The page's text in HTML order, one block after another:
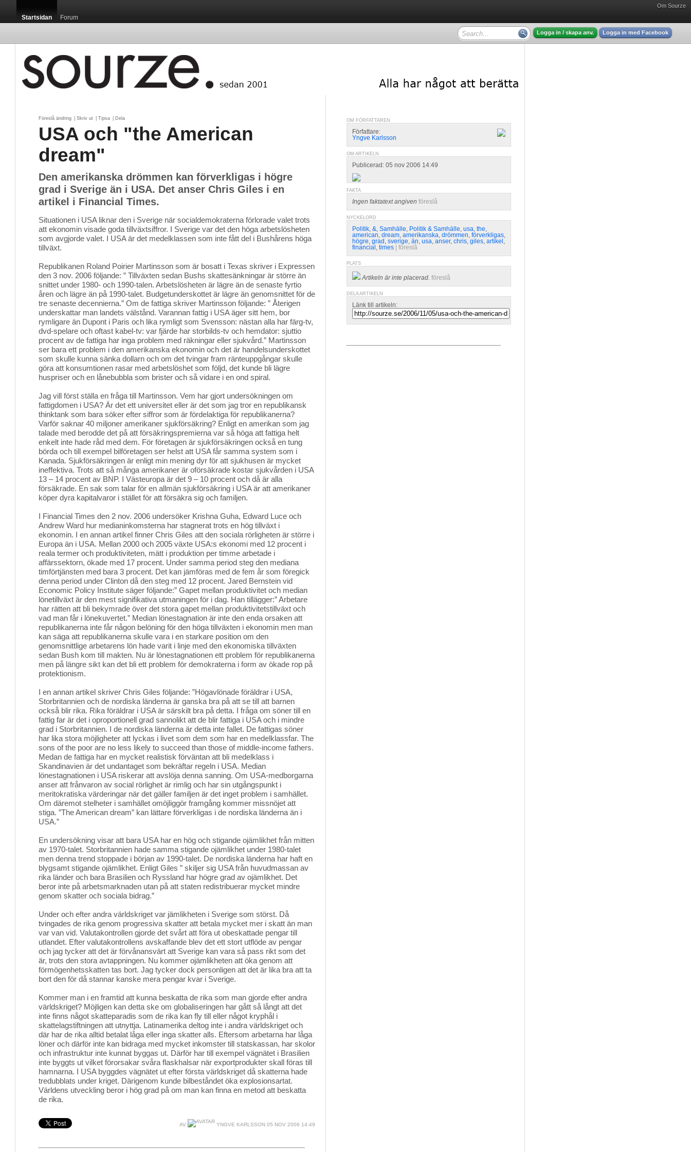
Om Sourze
Startsidan Forum
Logga in / skapa anv. Logga in med Facebook
Föreslå ändring Skriv ut Tipsa Dela
USA och "the American
dream"
Den amerikanska drömmen kan förverkligas i högre
grad i Sverige än i USA. Det anser Chris Giles i en
artikel i Financial Times.
Situationen i USA liknar den i Sverige när socialdemokraterna förlorade valet trots
att ekonomin visade goda tillväxtsiffror. I Sverige var det den höga arbetslösheten
som avgjorde valet. I USA är det medelklassen som inte fått del i Bushårens höga
tillväxt.
Republikanen Roland Poirier Martinsson som är bosatt i Texas skriver i Expressen
den 3 nov. 2006 följande: ” Tillväxten sedan Bushs skattesänkningar är större än
snittet under 1980- och 1990-talen. Arbetslösheten är lägre än de senaste fyrtio
åren och lägre än på 1990-talet. Budgetunderskottet är lägre än genomsnittet för de
tre senaste decennierna.” Om de fattiga skriver Martinsson följande: ” Återigen
underskattar man landets välstånd. Varannan fattig i USA äger sitt hem, bor
rymligare än Dupont i Paris och lika rymligt som Svensson: nästan alla har färg-tv,
dvd-spelare och oftast kabel-tv: var fjärde har storbilds-tv och hemdator: sjuttio
procent av de fattiga har inga problem med räkningar eller sjukvård.” Martinsson
ser bara ett problem i den amerikanska ekonomin och det är handelsunderskottet
som skulle kunna sänka dollarn och om det tvingar fram ränteuppgångar skulle
göra att konsumtionen rasar med arbetslöshet som följd, det kunde bli lägre
huspriser och en lånebubbla som brister och så vidare i en ond spiral.
Jag vill först ställa en fråga till Martinsson. Vem har gjort undersökningen om
fattigdomen i USA? Är det ett universitet eller är det som jag tror en republikansk
thinktank som bara söker efter siffror som är fördelaktiga för republikanerna?
Varför saknar 40 miljoner amerikaner sjukförsäkring? Enligt en amerikan som jag
talade med berodde det på att försäkringspremierna var så höga att fattiga helt
enkelt inte hade råd med dem. För företagen är sjukförsäkringen också en tung
börda och till exempel bilföretagen ser helst att USA får samma system som i
Kanada. Sjukförsäkringen är enligt min mening dyr för att sjukhusen är mycket
ineffektiva. Trots att så många amerikaner är oförsäkrade kostar sjukvården i USA
13 – 14 procent av BNP. I Västeuropa är det 9 – 10 procent och då är alla
försäkrade. En sak som talar för en allmän sjukförsäkring i USA är att amerikaner
köper dyra kapitalvaror i stället för att försäkra sig och familjen.
I Financial Times den 2 nov. 2006 undersöker Krishna Guha, Edward Luce och
Andrew Ward hur medianinkomsterna har stagnerat trots en hög tillväxt i
ekonomin. I en annan artikel finner Chris Giles att den sociala rörligheten är större i
Europa än i USA. Mellan 2000 och 2005 växte USA:s ekonomi med 12 procent i
reala termer och produktiviteten, mätt i produktion per timme arbetade i
affärssektorn, ökade med 17 procent. Under samma period steg den mediana
timförtjänsten med bara 3 procent. Det kan jämföras med de fem år som föregick
denna period under Clinton då den steg med 12 procent. Jared Bernstein vid
Economic Policy Institute säger följande:” Gapet mellan produktivitet och median
lönetillväxt är den mest signifikativa utmaningen för i dag. Han tillägger:” Arbetare
har rätten att bli bekymrade över det stora gapet mellan produktivitetstillväxt och
vad man får i lönekuvertet.” Median lönestagnation är inte den enda orsaken att
republikanerna inte får någon belöning för den höga tillväxten i ekonomin men man
kan säga att republikanerna skulle vara i en starkare position om den
genomsnittlige arbetarens lön hade varit i linje med den ekonomiska tillväxten
sedan Bush kom till makten. Nu är lönestagnationen ett problem för republikanerna
men på längre sikt kan det bli ett problem för demokraterna i form av ökade rop på
protektionism.
I en annan artikel skriver Chris Giles följande: ”Högavlönade föräldrar i USA,
Storbritannien och de nordiska länderna är ganska bra på att se till att barnen
också blir rika. Rika föräldrar i USA är särskilt bra på detta. I fråga om söner till en
fattig far är det i oproportionell grad sannolikt att de blir fattiga i USA och i mindre
grad i Storbritannien. I de nordiska länderna är detta inte fallet. De fattigas söner
har lika stora möjligheter att lyckas i livet som dem som har en medelklassfar. The
sons of the poor are no less likely to succeed than those of middle-income fathers.
Medan de fattiga har en mycket realistisk förväntan att bli medelklass i
Skandinavien är det undantaget som bekräftar regeln i USA. Median
lönestagnationen i USA riskerar att avslöja denna sanning. Om USA-medborgarna
anser att frånvaron av social rörlighet är rimlig och har sin utgångspunkt i
meritokratiska värderingar när det gäller familjen är det inget problem i samhället.
Om däremot stelheter i samhället omöjliggör framgång kommer missnöjet att
stiga. ”The American dream” kan lättare förverkligas i de nordiska länderna än i
USA.”
En undersökning visar att bara USA har en hög och stigande ojämlikhet från mitten
av 1970-talet. Storbritannien hade samma stigande ojämlikhet under 1980-talet
men denna trend stoppade i början av 1990-talet. De nordiska länderna har haft en
blygsamt stigande ojämlikhet. Enligt Giles ” skiljer sig USA från huvudmassan av
rika länder och bara Brasilien och Ryssland har högre grad av ojämlikhet. Det
beror inte på arbetsmarknaden utan på att staten redistribuerar mycket mindre
genom skatter och sociala bidrag.”
Under och efter andra världskriget var jämlikheten i Sverige som störst. Då
tvingades de rika genom progressiva skatter att betala mycket mer i skatt än man
var van vid. Valutakontrollen gjorde det svårt att föra ut obeskattade pengar till
utlandet. Efter valutakontrollens avskaffande blev det ett stort utflöde av pengar
och jag tycker att det är förvånansvärt att Sverige kan vara så pass rikt som det
är, trots den stora avtappningen. Nu kommer ojämlikheten att öka genom att
förmögenhetsskatten tas bort. Jag tycker dock personligen att det är lika bra att ta
bort den för då stannar kanske mera pengar kvar i Sverige.
Kommer man i en framtid att kunna beskatta de rika som man gjorde efter andra
världskriget? Möjligen kan detta ske om globaliseringen har gått så långt att det
inte finns något skatteparadis som de rika kan fly till eller något kryphål i
skattelagstiftningen att utnyttja. Latinamerika deltog inte i andra världskriget och
där har de rika alltid betalat låga eller inga skatter alls. Eftersom arbetarna har låga
löner och därför inte kan bidraga med mycket inkomster till statskassan, har skolor
och infrastruktur inte kunnat byggas ut. Därför har till exempel vägnätet i Brasilien
inte byggts ut vilket förorsakar svåra flaskhalsar när exportprodukter skall föras till
hamnarna. I USA byggdes vägnätet ut efter första världskriget då skatterna hade
tredubblats under kriget. Därigenom kunde bilbeståndet öka explosionsartat.
Världens utveckling beror i hög grad på om man kan finna en metod att beskatta
de rika.
AV YNGVE KARLSSON 05 NOV 2006 14:49
OM FÖRFATTAREN
Författare:
Yngve Karlsson
OM ARTIKELN
Publicerad: 05 nov 2006 14:49
FAKTA
Ingen faktatext angiven föreslå
NYCKELORD
Politik, &, Samhälle, Politik & Samhälle, usa, the,
american, dream, amerikanska, drömmen, förverkligas,
högre, grad , sverige, än, usa, anser, chris, giles, artikel ,
financial , times föreslå
PLATS
Artikeln är inte placerad. föreslå
DELA ARTIKELN
Länk till artikeln: